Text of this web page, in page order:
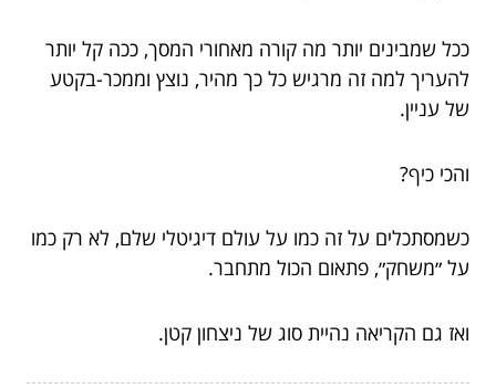
ככל שמבינים יותר מה קורה מאחורי המסך, ככה קל יותר
להעריך למה זה מרגיש כל כך מהיר, נוצץ וממכר-בקטע
של עניין.
והכי כיף?
כשמסתכלים על זה כמו על עולם דיגיטלי שלם, לא רק כמו
על ״משחק״, פתאום הכול מתחבר.
ואז גם הקריאה נהיית סוג של ניצחון קטן.